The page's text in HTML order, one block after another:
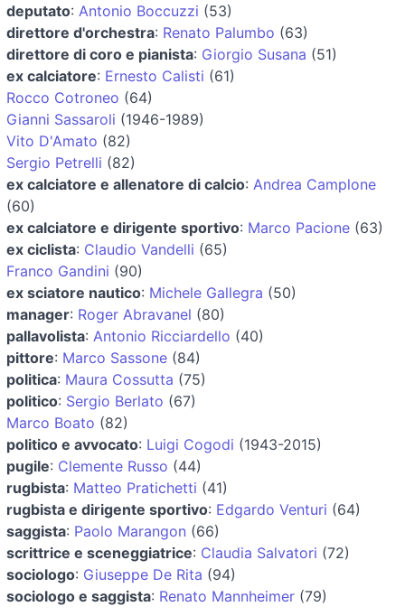
deputato: Antonio Boccuzzi (53)
direttore d'orchestra: Renato Palumbo (63)
direttore di coro e pianista: Giorgio Susana (51)
ex calciatore: Ernesto Calisti (61)
Rocco Cotroneo (64)
Gianni Sassaroli (1946-1989)
Vito D'Amato (82)
Sergio Petrelli (82)
ex calciatore e allenatore di calcio: Andrea Camplone
(60)
ex calciatore e dirigente sportivo: Marco Pacione (63)
ex ciclista: Claudio Vandelli (65)
Franco Gandini (90)
ex sciatore nautico: Michele Gallegra (50)
manager: Roger Abravanel (80)
pallavolista: Antonio Ricciardello (40)
pittore: Marco Sassone (84)
politica: Maura Cossutta (75)
politico: Sergio Berlato (67)
Marco Boato (82)
politico e avvocato: Luigi Cogodi (1943-2015)
pugile: Clemente Russo (44)
rugbista: Matteo Pratichetti (41)
rugbista e dirigente sportivo: Edgardo Venturi (64)
saggista: Paolo Marangon (66)
scrittrice e sceneggiatrice: Claudia Salvatori (72)
sociologo: Giuseppe De Rita (94)
sociologo e saggista: Renato Mannheimer (79)